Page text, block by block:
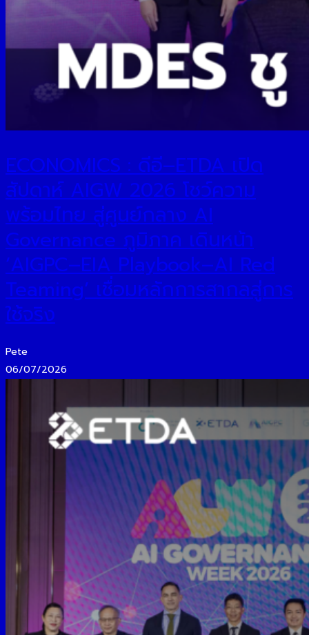
ECONOMICS : ดีอี–ETDA เปิด
สัปดาห์ AIGW 2026 โชว์ความ
พร้อมไทย สู่ศูนย์กลาง AI
Governance ภูมิภาค เดินหน้า
‘AIGPC–EIA Playbook–AI Red
Teaming’ เชื่อมหลักการสากลสู่การ
ใช้จริง
Pete
06/07/2026